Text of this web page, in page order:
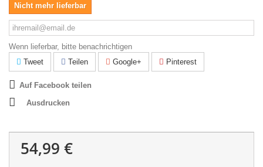
Nicht mehr lieferbar
Wenn lieferbar, bitte benachrichtigen
Tweet
Teilen Google+ Pinterest
Auf Facebook teilen
Ausdrucken
54,99 €